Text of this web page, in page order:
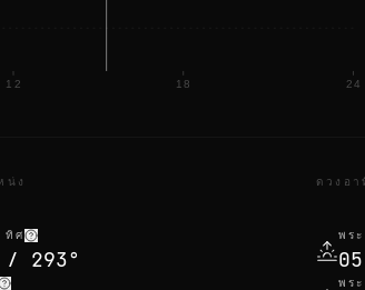
12 18 24
น่ง
ทิศ
/ 293°
ดวงอา
พร
พร